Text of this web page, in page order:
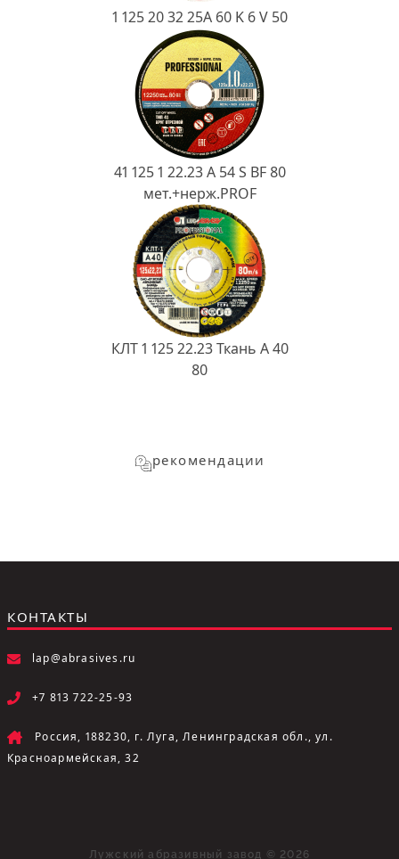
1 125 20 32 25А 60 K 6 V 50
41 125 1 22.23 A 54 S BF 80
мет.+нерж.PROF
КЛТ 1 125 22.23 Ткань A 40
80
рекомендации
КОНТАКТЫ
lap@abrasives.ru
+7 813 722-25-93
Россия, 188230, г. Луга, Ленинградская обл., ул.
Красноармейская, 32
Лужский абразивный завод © 2026